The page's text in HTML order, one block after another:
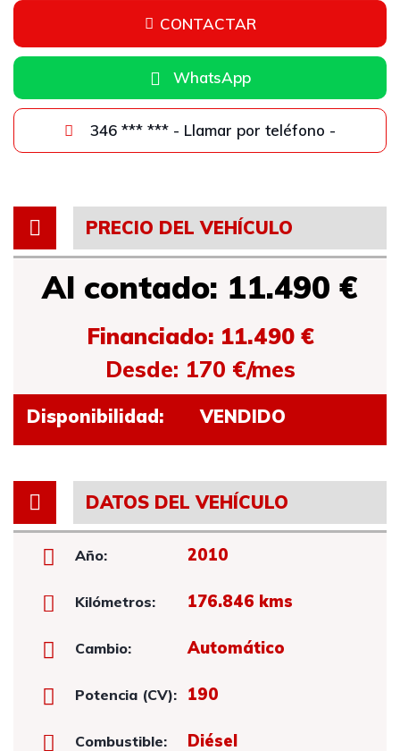
CONTACTAR
WhatsApp
346 *** *** - Llamar por teléfono -
PRECIO DEL VEHÍCULO
Al contado: 11.490 €
Financiado: 11.490 €
Desde: 170 €/mes
Disponibilidad: VENDIDO
DATOS DEL VEHÍCULO
Año: 2010
Kilómetros: 176.846 kms
Cambio: Automático
Potencia (CV): 190
Combustible: Diésel